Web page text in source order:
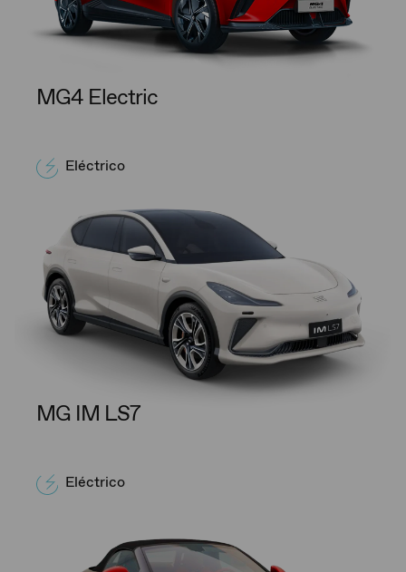
MG4 Electric
Eléctrico
MG IM LS7
Eléctrico